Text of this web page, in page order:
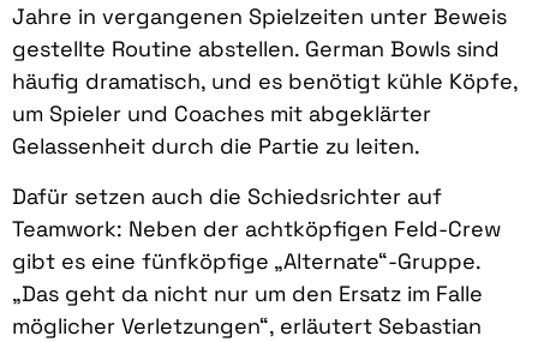
Jahre in vergangenen Spielzeiten unter Beweis
gestellte Routine abstellen. German Bowls sind
häufig dramatisch, und es benötigt kühle Köpfe,
um Spieler und Coaches mit abgeklärter
Gelassenheit durch die Partie zu leiten.
Dafür setzen auch die Schiedsrichter auf
Teamwork: Neben der achtköpfigen Feld-Crew
gibt es eine fünfköpfige „Alternate“-Gruppe.
„Das geht da nicht nur um den Ersatz im Falle
möglicher Verletzungen“, erläutert Sebastian